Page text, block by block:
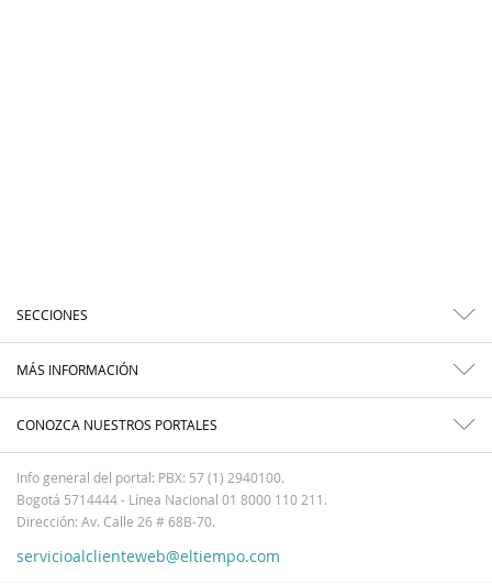
SECCIONES
MÁS INFORMACIÓN
CONOZCA NUESTROS PORTALES
Info general del portal: PBX: 57 (1) 2940100.
Bogotá 5714444 - Línea Nacional 01 8000 110 211.
Dirección: Av. Calle 26 # 68B-70.
servicioalclienteweb@eltiempo.com